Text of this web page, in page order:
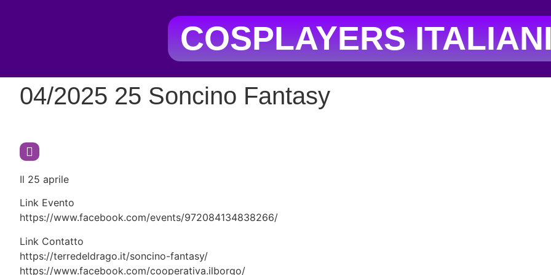
COSPLAYERS
04/2025 25 Soncino Fantasy
Il 25 aprile
Link Evento
https://www.facebook.com/events/972084134838266/
Link Contatto
https://terredeldrago.it/soncino-fantasy/
https://www.facebook.com/cooperativa.ilborgo/